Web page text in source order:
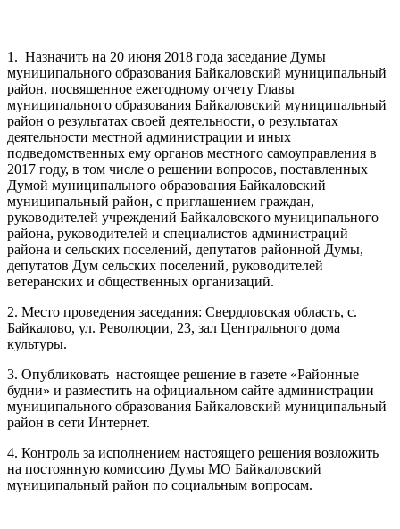
1. Назначить на 20 июня 2018 года заседание Думы
муниципального образования Байкаловский муниципальный
район, посвященное ежегодному отчету Главы
муниципального образования Байкаловский муниципальный
район о результатах своей деятельности, о результатах
деятельности местной администрации и иных
подведомственных ему органов местного самоуправления в
2017 году, в том числе о решении вопросов, поставленных
Думой муниципального образования Байкаловский
муниципальный район, с приглашением граждан,
руководителей учреждений Байкаловского муниципального
района, руководителей и специалистов администраций
района и сельских поселений, депутатов районной Думы,
депутатов Дум сельских поселений, руководителей
ветеранских и общественных организаций.
2. Место проведения заседания: Свердловская область, с.
Байкалово, ул. Революции, 23, зал Центрального дома
культуры.
3. Опубликовать настоящее решение в газете «Районные
будни» и разместить на официальном сайте администрации
муниципального образования Байкаловский муниципальный
район в сети Интернет.
4. Контроль за исполнением настоящего решения возложить
на постоянную комиссию Думы МО Байкаловский
муниципальный район по социальным вопросам.